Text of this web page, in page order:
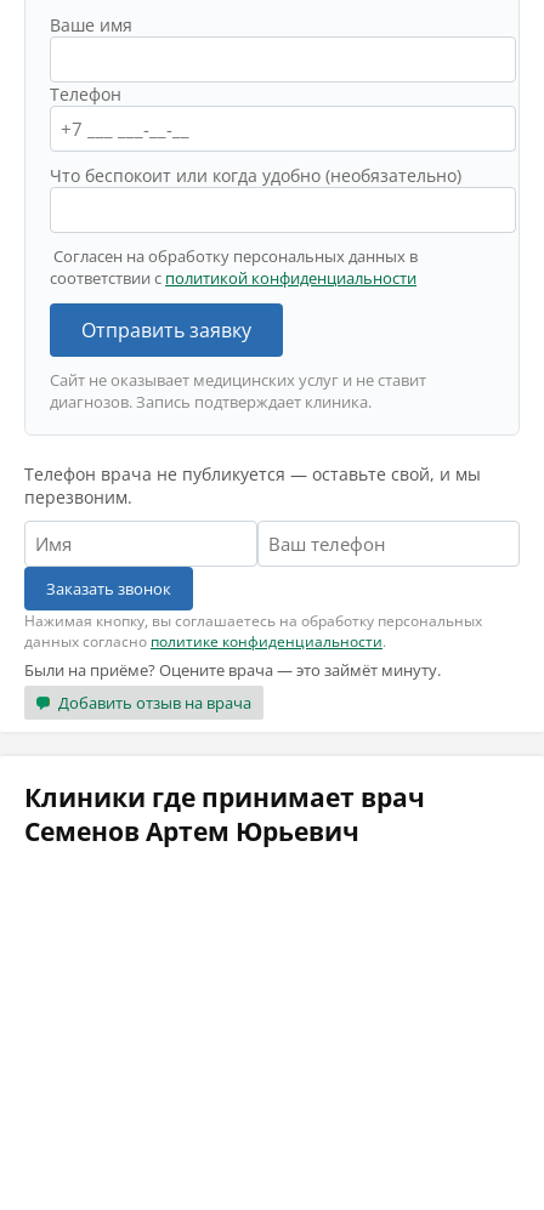
Ваше имя
Телефон
Что беспокоит или когда удобно (необязательно)
Согласен на обработку персональных данных в
соответствии с политикой конфиденциальности
Отправить заявку
Сайт не оказывает медицинских услуг и не ставит
диагнозов. Запись подтверждает клиника.
Телефон врача не публикуется — оставьте свой, и мы
перезвоним.
Заказать звонок
Нажимая кнопку, вы соглашаетесь на обработку персональных
данных согласно политике конфиденциальности.
Были на приёме? Оцените врача — это займёт минуту.
Добавить отзыв на врача
Клиники где принимает врач
Семенов Артем Юрьевич